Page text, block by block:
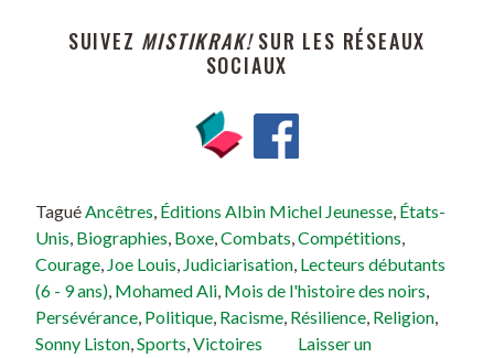
SUIVEZ MISTIKRAK!SUR LES RÉSEAUX
SOCIAUX
TaguéAncêtres, Éditions Albin Michel Jeunesse, États-
Unis, Biographies, Boxe,Combats,Compétitions,
Courage, Joe Louis, Judiciarisation, Lecteurs débutants
(6 - 9 ans), Mohamed Ali, Mois de l'histoire des noirs,
Persévérance, Politique, Racisme, Résilience, Religion,
Sonny Liston,Sports,Victoires
Laisser un